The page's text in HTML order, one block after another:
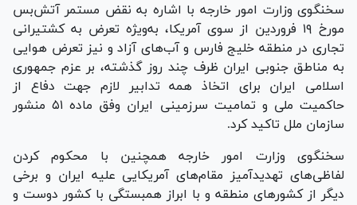
سخنگوی وزارت امور خارجه با اشاره به نقض‌ مستمر آتش‌بس
مورخ ۱۹ فروردین از سوی آمریکا، به‌ویژه تعرض به کشتیرانی
تجاری در منطقه‌ خلیج فارس و آب‌های آزاد و نیز تعرض هوایی
به مناطق جنوبی ایران ظرف چند روز گذشته، بر عزم جمهوری
اسلامی ایران برای اتخاذ همه تدابیر لازم جهت دفاع از
حاکمیت ملی و تمامیت سرزمینی ایران وفق ماده ۵۱ منشور
سازمان ملل تاکید کرد.
سخنگوی وزارت امور خارجه همچنین با محکوم کردن
لفاظی‌های تهدید‌آمیز مقام‌های آمریکایی علیه ایران و برخی
دیگر از کشورهای منطقه و با ابراز همبستگی با کشور دوست و